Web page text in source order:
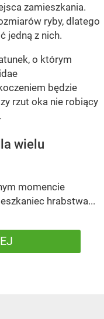
zamieszkania.
ryby, dlatego
jedną z nich.
o którym
będzie
rzut oka nie robiący
wielu
momencie
hrabstwa...